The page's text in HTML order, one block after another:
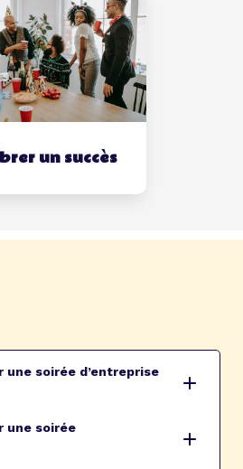
un succès
une soirée d’entreprise
une soirée